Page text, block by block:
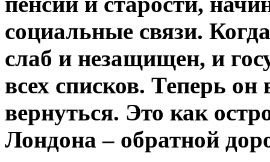
социальные связи.
слаб и незащищен, и
всех списков. Теперь
вернуться. Это как
Лондона – обратной